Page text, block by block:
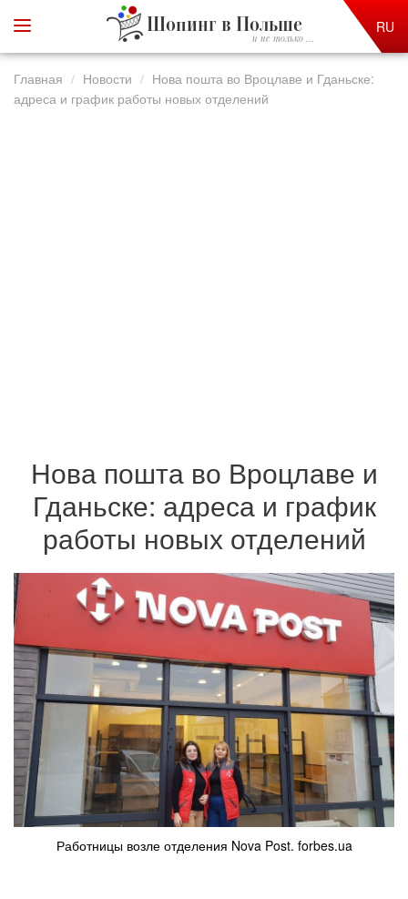
Шопинг в Польше
и не только ...
RU
Главная Новости
Нова пошта во Вроцлаве и Гданьске:
адреса и график работы новых отделений
Нова пошта во Вроцлаве и
Гданьске: адреса и график
работы новых отделений
Работницы возле отделения Nova Post. forbes.ua